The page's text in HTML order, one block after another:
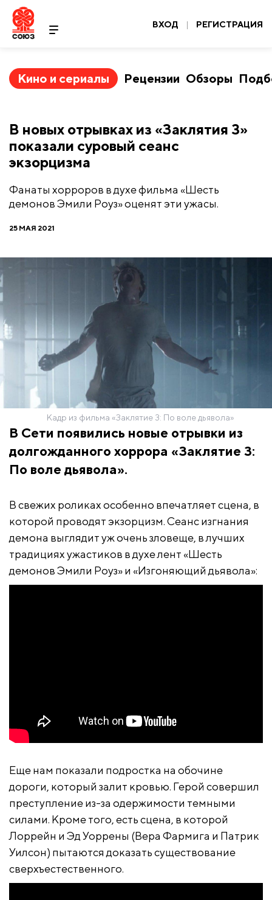
ВХОД | РЕГИСТРАЦИЯ
Кино и сериалы Рецензии Обзоры
В новых отрывках из «Заклятия 3»
показали суровый сеанс
экзорцизма
Фанаты хорроров в духе фильма «Шесть
демонов Эмили Роуз» оценят эти ужасы.
25 МАЯ 2021
Кадр из фильма «Заклятие 3: По воле дьявола»
В Сети появились новые отрывки из
долгожданного хоррора «Заклятие 3:
По воле дьявола».
В свежих роликах особенно впечатляет сцена, в
которой проводят экзорцизм. Сеанс изгнания
демона выглядит уж очень зловеще, в лучших
традициях ужастиков в духе лент «Шесть
демонов Эмили Роуз» и «Изгоняющий дьявола»:
Еще нам показали подростка на обочине
дороги, который залит кровью. Герой совершил
преступление из-за одержимости темными
силами. Кроме того, есть сцена, в которой
Лоррейн и Эд Уоррены (Вера Фармига и Патрик
Уилсон) пытаются доказать существование
сверхъестественного.